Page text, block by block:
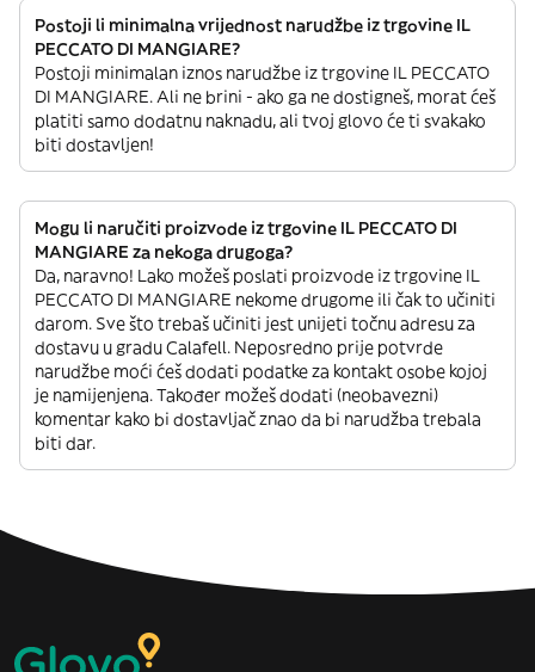
Postoji li minimalna vrijednost narudžbe iz trgovine IL
PECCATO DI MANGIARE?
Postoji minimalan iznos narudžbe iz trgovine IL PECCATO
DI MANGIARE. Ali ne brini - ako ga ne dostigneš, morat ćeš
platiti samo dodatnu naknadu, ali tvoj glovo će ti svakako
biti dostavljen!
Mogu li naručiti proizvode iz trgovine IL PECCATO DI
MANGIARE za nekoga drugoga?
Da, naravno! Lako možeš poslati proizvode iz trgovine IL
PECCATO DI MANGIARE nekome drugome ili čak to učiniti
darom. Sve što trebaš učiniti jest unijeti točnu adresu za
dostavu u gradu Calafell. Neposredno prije potvrde
narudžbe moći ćeš dodati podatke za kontakt osobe kojoj
je namijenjena. Također možeš dodati (neobavezni)
komentar kako bi dostavljač znao da bi narudžba trebala
biti dar.